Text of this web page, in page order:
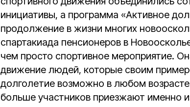
инициативы, а программа «Активное
продолжение в жизни многих
спартакиада пенсионеров в
чем просто спортивное мероприятие.
движение людей, которые своим
долголетие возможно в любом
больше участников приезжают именно